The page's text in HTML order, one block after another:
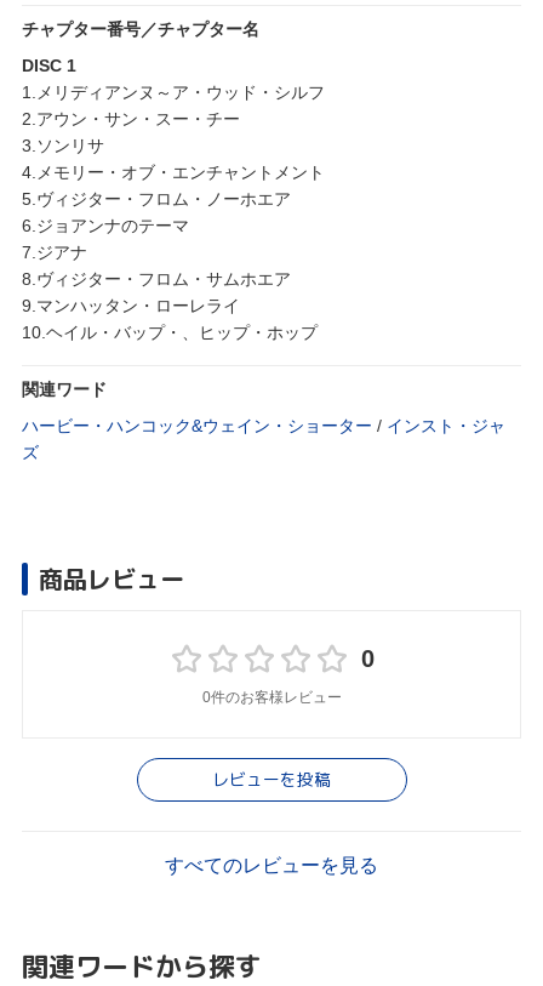
チャプター番号／チャプター名
DISC 1
1.メリディアンヌ～ア・ウッド・シルフ
2.アウン・サン・スー・チー
3.ソンリサ
4.メモリー・オブ・エンチャントメント
5.ヴィジター・フロム・ノーホエア
6.ジョアンナのテーマ
7.ジアナ
8.ヴィジター・フロム・サムホエア
9.マンハッタン・ローレライ
10.ヘイル・バップ・、ヒップ・ホップ
関連ワード
ハービー・ハンコック&ウェイン・ショーター / インスト・ジャ
ズ
商品レビュー
0
0件のお客様レビュー
レビューを投稿
すべてのレビューを見る
関連ワードから探す